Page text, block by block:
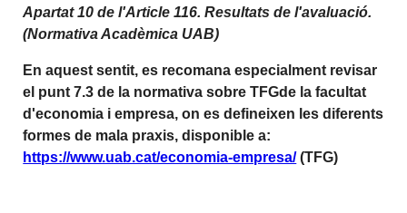
Apartat 10 de l'Article 116. Resultats de l'avaluació.
(Normativa Acadèmica UAB)
En aquest sentit, es recomana especialment revisar
el punt 7.3 de la normativa sobre TFGde la facultat
d'economia i empresa, on es defineixen les diferents
formes de mala praxis, disponible a:
https://www.uab.cat/economia-empresa/(TFG)